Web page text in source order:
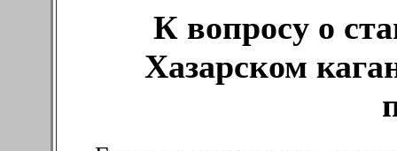
К вопросу о
Хазарском